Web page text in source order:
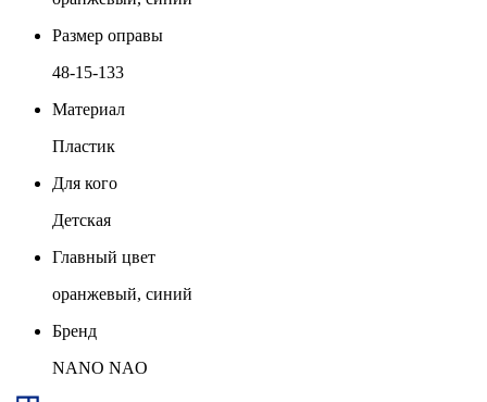
Размер оправы
48-15-133
Материал
Пластик
Для кого
Детская
Главный цвет
оранжевый, синий
Бренд
NANO NAO